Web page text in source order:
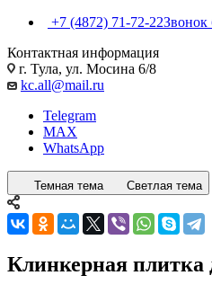
+7 (4872) 71-72-22Звонок
Контактная информация
г. Тула, ул. Мосина 6/8
kc.all@mail.ru
Telegram
MAX
WhatsApp
Темная тема Светлая тема
Клинкерная плитка